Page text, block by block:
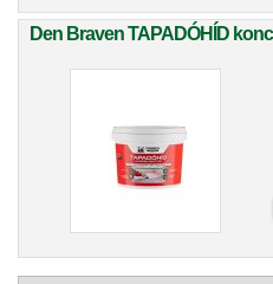
Den Braven TAPADÓHÍD